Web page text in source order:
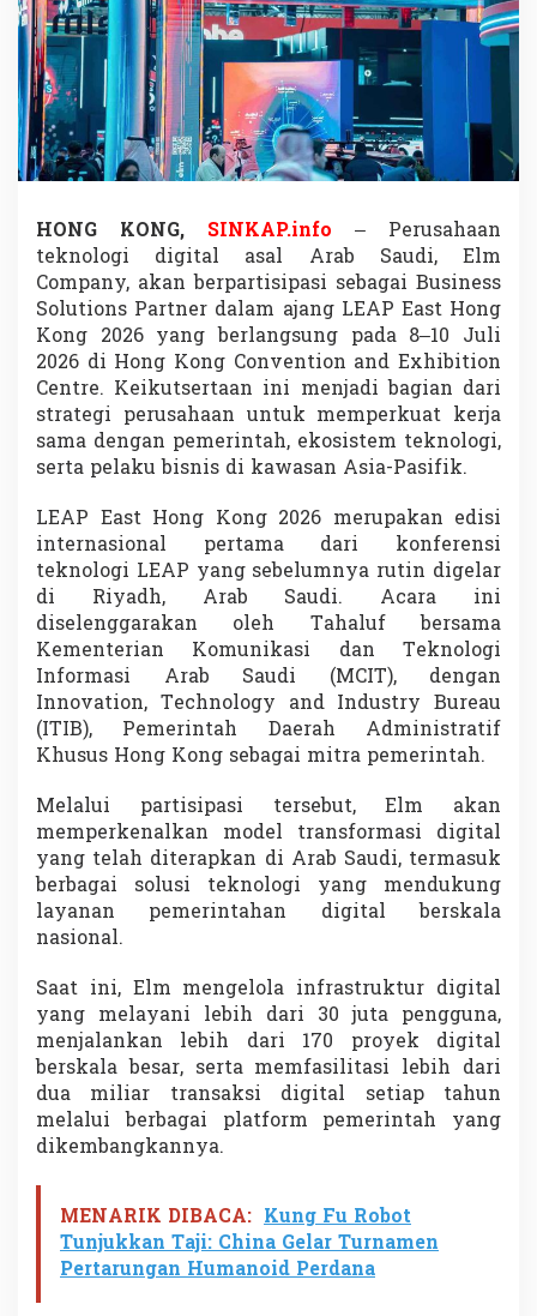
r
m
s
D
i
g
i
a
l
A
r
S
a
u
d
i
d
H
n
g
K
g
,
B
i
d
i
K
m
i
t
r
n
S
t
r
a
t
i
s
i
a
P
HONG KONG, SINKAP.info – Perusahaan
teknologi digital asal Arab Saudi, Elm
Company, akan berpartisipasi sebagai Business
Solutions Partner dalam ajang LEAP East Hong
Kong 2026 yang berlangsung pada 8–10 Juli
2026 di Hong Kong Convention and Exhibition
Centre. Keikutsertaan ini menjadi bagian dari
strategi perusahaan untuk memperkuat kerja
sama dengan pemerintah, ekosistem teknologi,
serta pelaku bisnis di kawasan Asia-Pasifik.
LEAP East Hong Kong 2026 merupakan edisi
internasional pertama dari konferensi
teknologi LEAP yang sebelumnya rutin digelar
di Riyadh, Arab Saudi. Acara ini
diselenggarakan oleh Tahaluf bersama
Kementerian Komunikasi dan Teknologi
Informasi Arab Saudi (MCIT), dengan
Innovation, Technology and Industry Bureau
(ITIB), Pemerintah Daerah Administratif
Khusus Hong Kong sebagai mitra pemerintah.
Melalui partisipasi tersebut, Elm akan
memperkenalkan model transformasi digital
yang telah diterapkan di Arab Saudi, termasuk
berbagai solusi teknologi yang mendukung
layanan pemerintahan digital berskala
nasional.
Saat ini, Elm mengelola infrastruktur digital
yang melayani lebih dari 30 juta pengguna,
menjalankan lebih dari 170 proyek digital
berskala besar, serta memfasilitasi lebih dari
dua miliar transaksi digital setiap tahun
melalui berbagai platform pemerintah yang
dikembangkannya.
MENARIK DIBACA: Kung Fu Robot
Tunjukkan Taji: China Gelar Turnamen
Pertarungan Humanoid Perdana